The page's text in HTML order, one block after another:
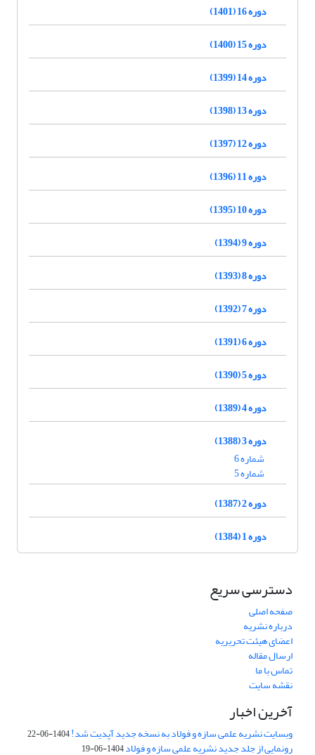
دوره 16 (1401)
دوره 15 (1400)
دوره 14 (1399)
دوره 13 (1398)
دوره 12 (1397)
دوره 11 (1396)
دوره 10 (1395)
دوره 9 (1394)
دوره 8 (1393)
دوره 7 (1392)
دوره 6 (1391)
دوره 5 (1390)
دوره 4 (1389)
دوره 3 (1388)
شماره 6
شماره 5
دوره 2 (1387)
دوره 1 (1384)
دسترسی سریع
صفحه اصلی
درباره نشریه
اعضای هیئت تحریریه
ارسال مقاله
تماس با ما
نقشه سایت
آخرین اخبار
وبسایت نشریه علمی سازه و فولاد به نسخه جدید آپدیت شد!1404-06-22
رونمایی از جلد جدید نشریه علمی سازه و فولاد1404-06-19